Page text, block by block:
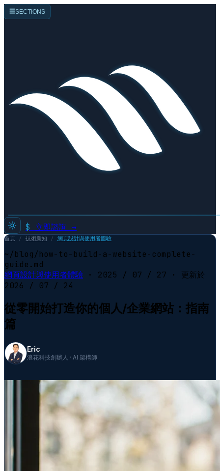
☰SECTIONS
$ 立即諮詢 →
首頁 / 技術新知 / 網頁設計與使用者體驗
~/blog/how-to-build-a-website-complete-
guide.md
網頁設計與使用者體驗 · 2025 / 07 / 27
· 更新於
2026 / 07 / 24
從零開始打造你的個人/企業網站：指南
篇
Eric
浪花科技創辦人 · AI 架構師